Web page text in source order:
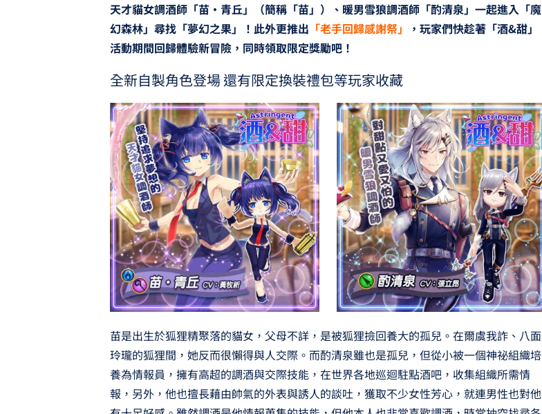
天才貓女調酒師「苗·青丘」（簡稱「苗」）、暖男雪狼調酒師「酌清泉」一起進入「魔
幻森林」尋找「夢幻之果」！此外更推出 「老手回歸感謝祭」
，玩家們快趁著「酒&甜」
活動期間回歸體驗新冒險，同時領取限定獎勵吧！
全新自製角色登場 還有限定換裝禮包等玩家收藏
苗是出生於狐狸精聚落的貓女，父母不詳，是被狐狸撿回養大的孤兒。在爾虞我詐、八面
玲瓏的狐狸間，她反而很懶得與人交際。而酌清泉雖也是孤兒，但從小被一個神祕組織培
養為情報員，擁有高超的調酒與交際技能，在世界各地巡迴駐點酒吧，收集組織所需情
報，另外，他也擅長藉由帥氣的外表與誘人的談吐，獲取不少女性芳心，就連男性也對他